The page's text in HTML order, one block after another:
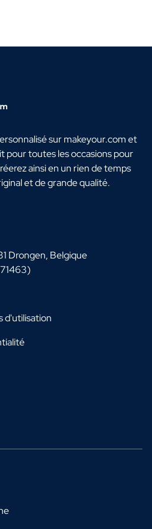
sur makeyour.com et
pour toutes les occasions pour
ainsi en un rien de temps
et de grande qualité.
Drongen, Belgique
d'utilisation